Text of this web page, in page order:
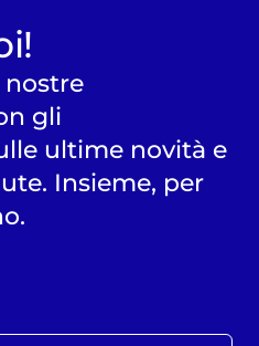
nostre
gli
ultime novità e
Insieme, per